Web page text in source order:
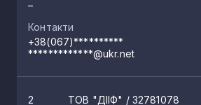
–
Контакти
+38(067)**********
*************@ukr.net
2 ТОВ "ДІІФ" / 32781078